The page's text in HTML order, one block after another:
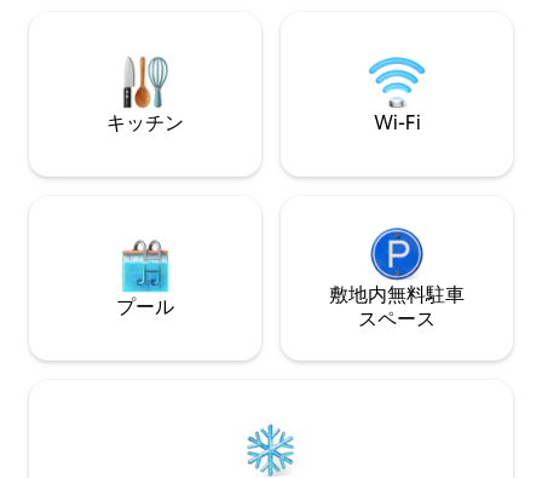
enclose-able, include AC & ceiling fans.
キッチン Wi-Fi
プール
敷地内無料駐⁠車
ス⁠ペ⁠ー⁠ス